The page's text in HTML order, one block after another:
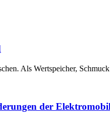
Als Wertspeicher,
der